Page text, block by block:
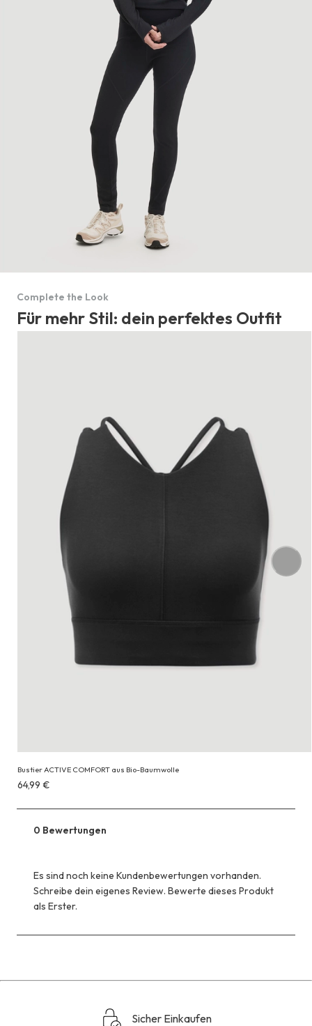
Complete the Look
Für mehr Stil: dein perfektes Outfit
Bustier ACTIVE COMFORT aus Bio-Baumwolle
Erhältlich
64,99 €
64,99 €
0 Bewertungen
Es sind noch keine Kundenbewertungen vorhanden.
Schreibe dein eigenes Review. Bewerte dieses Produkt
als Erster.
Sicher Einkaufen